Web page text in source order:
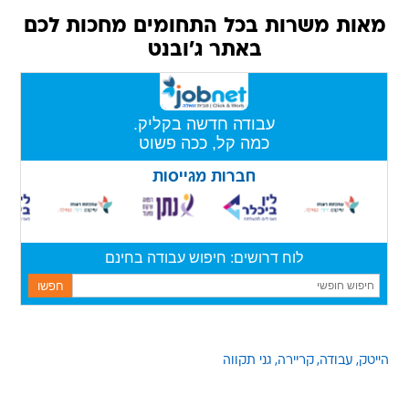
מאות משרות בכל התחומים מחכות לכם
באתר ג'ובנט
הייטק עבודה קריירה גני תקווה